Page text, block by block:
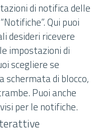
di notifica delle
Qui puoi
desideri ricevere
impostazioni di
scegliere se
schermata di blocco,
Puoi anche
per le notifiche.